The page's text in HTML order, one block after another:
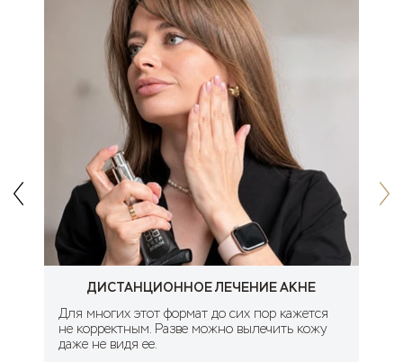
ДИСТАНЦИОННОЕ ЛЕЧЕНИЕ АКНЕ
Для многих этот формат до сих пор кажется
не корректным. Разве можно вылечить кожу
даже не видя ее.